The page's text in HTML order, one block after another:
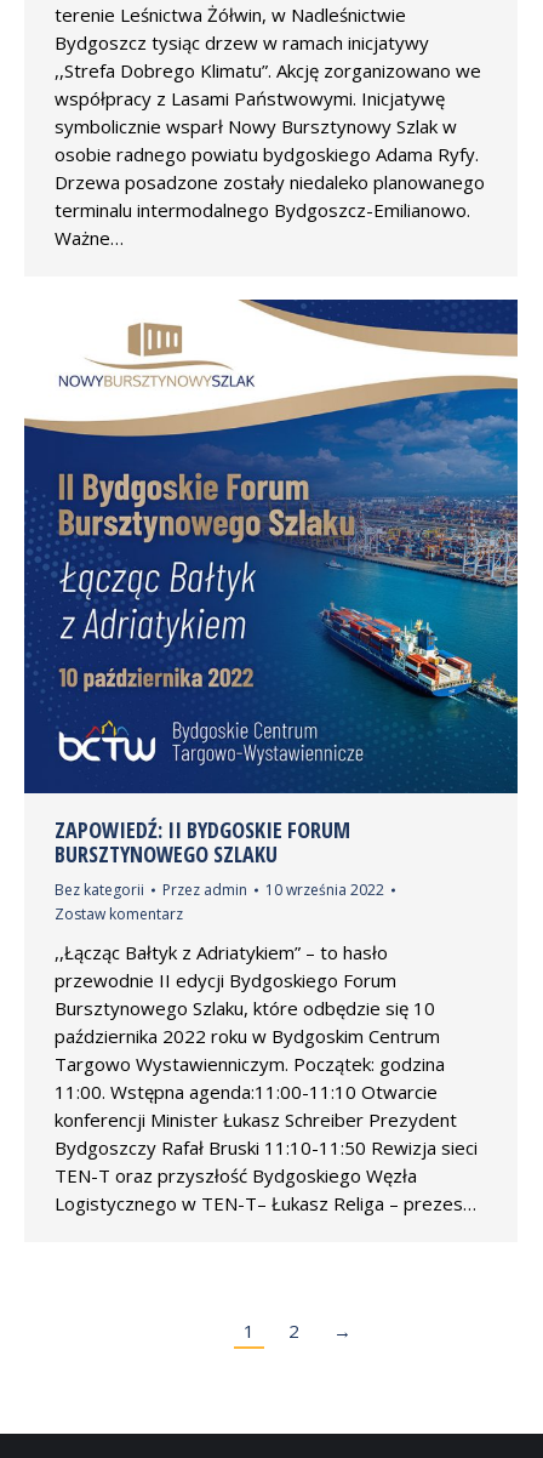
terenie Leśnictwa Żółwin, w Nadleśnictwie
Bydgoszcz tysiąc drzew w ramach inicjatywy
,,Strefa Dobrego Klimatu”. Akcję zorganizowano we
współpracy z Lasami Państwowymi. Inicjatywę
symbolicznie wsparł Nowy Bursztynowy Szlak w
osobie radnego powiatu bydgoskiego Adama Ryfy.
Drzewa posadzone zostały niedaleko planowanego
terminalu intermodalnego Bydgoszcz-Emilianowo.
Ważne…
ZAPOWIEDŹ: II BYDGOSKIE FORUM
BURSZTYNOWEGO SZLAKU
Bez kategorii Przez admin
10 września 2022
Zostaw komentarz
,,Łącząc Bałtyk z Adriatykiem” – to hasło
przewodnie II edycji Bydgoskiego Forum
Bursztynowego Szlaku, które odbędzie się 10
października 2022 roku w Bydgoskim Centrum
Targowo Wystawienniczym. Początek: godzina
11:00. Wstępna agenda:11:00-11:10 Otwarcie
konferencji Minister Łukasz Schreiber Prezydent
Bydgoszczy Rafał Bruski 11:10-11:50 Rewizja sieci
TEN-T oraz przyszłość Bydgoskiego Węzła
Logistycznego w TEN-T– Łukasz Religa – prezes…
1 2 →